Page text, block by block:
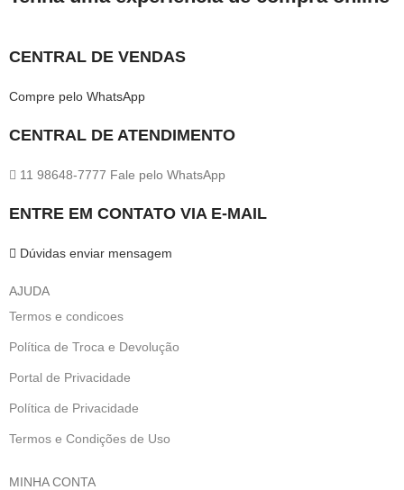
CENTRAL DE VENDAS
Compre pelo WhatsApp
CENTRAL DE ATENDIMENTO
11 98648-7777 Fale pelo WhatsApp
ENTRE EM CONTATO VIA E-MAIL
Dúvidas enviar mensagem
AJUDA
Termos e condicoes
Política de Troca e Devolução
Portal de Privacidade
Política de Privacidade
Termos e Condições de Uso
MINHA CONTA